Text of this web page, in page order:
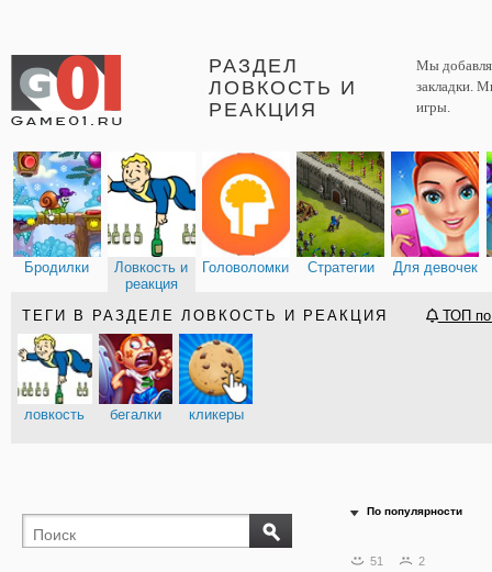
РАЗДЕЛ
ЛОВКОСТЬ И
РЕАКЦИЯ
Мы
закладки.
игры.
Бродилки
Ловкость и
реакция
Головоломки Стратегии Для девочек
ТЕГИ В РАЗДЕЛЕ ЛОВКОСТЬ И РЕАКЦИЯ ТОП по
ловкость бегалки кликеры
По популярности
51 2